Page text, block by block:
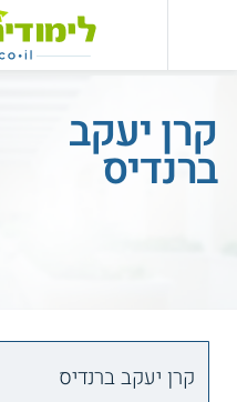
קרן יעקב
ברנדיס
קרן יעקב ברנדיס